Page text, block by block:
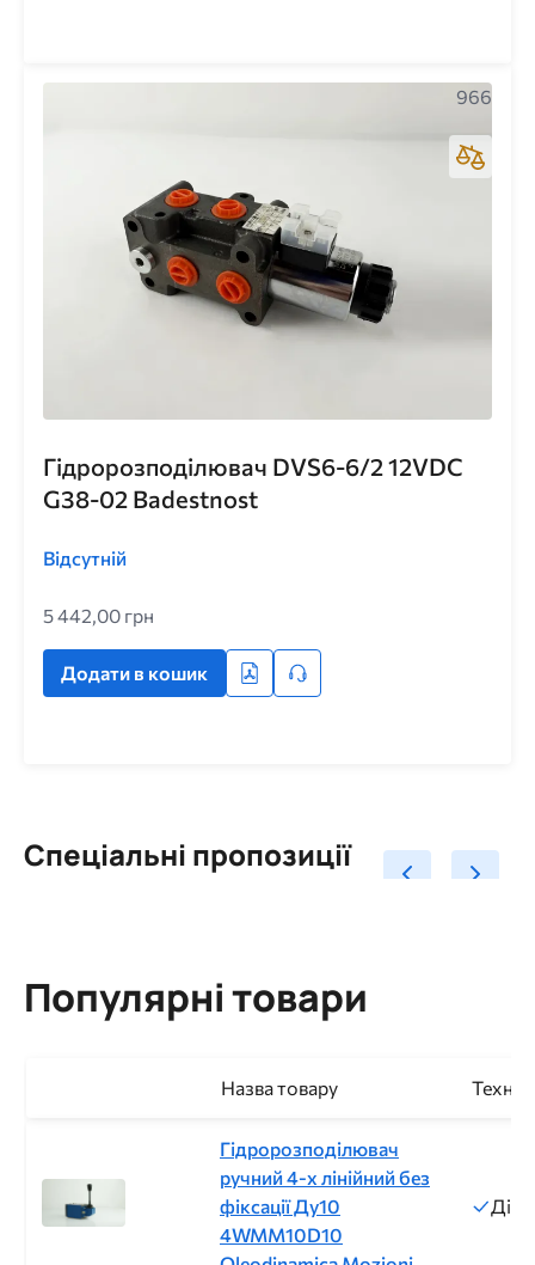
Гідророзподілювач DVS6-6/2 12VDC
G38-02 Badestnost
Відсутній
5 442,00 грн
Додати в кошик
966
Спеціальні пропозиції
Популярні товари
Назва товару
Гідророзподілювач
ручний 4-х лінійний без
фіксації Ду10
4WMM10D10